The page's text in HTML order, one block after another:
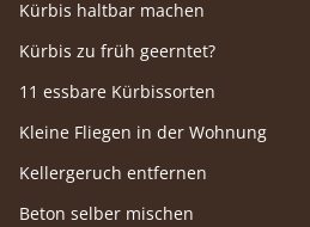
Kürbis haltbar machen
Kürbis zu früh geerntet?
11 essbare Kürbissorten
Kleine Fliegen in der Wohnung
Kellergeruch entfernen
Beton selber mischen